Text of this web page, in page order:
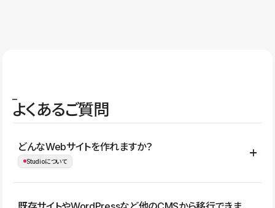
よくあるご質問
どんなWebサイトを作れますか？
Studioについて
コーポレートサイト、サービスサイト、LP、採用サイト、ブロ